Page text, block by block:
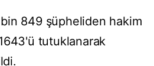
bin 849 şüpheliden hakim
1643'ü tutuklanarak